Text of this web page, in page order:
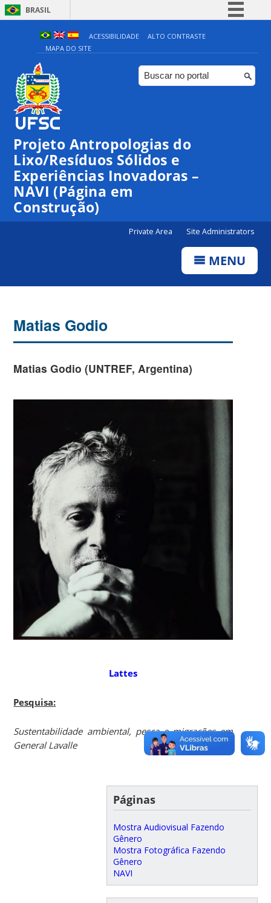
BRASIL
Simplifique!
Comunica BR
Participe
ACESSIBILIDADE
ALTO CONTRASTE
MAPA DO SITE
Projeto Antropologias do
Lixo/Resíduos Sólidos e
Experiências Inovadoras –
NAVI (Página em
Construção)
Private Area Site Administrators
MENU
Matias Godio
Matias Godio (UNTREF, Argentina)
Lattes
Pesquisa:
Sustentabilidade ambiental, pesca e migrações em
General Lavalle
Páginas
Mostra Audiovisual Fazendo
Gênero
Mostra Fotográfica Fazendo
Gênero
NAVI